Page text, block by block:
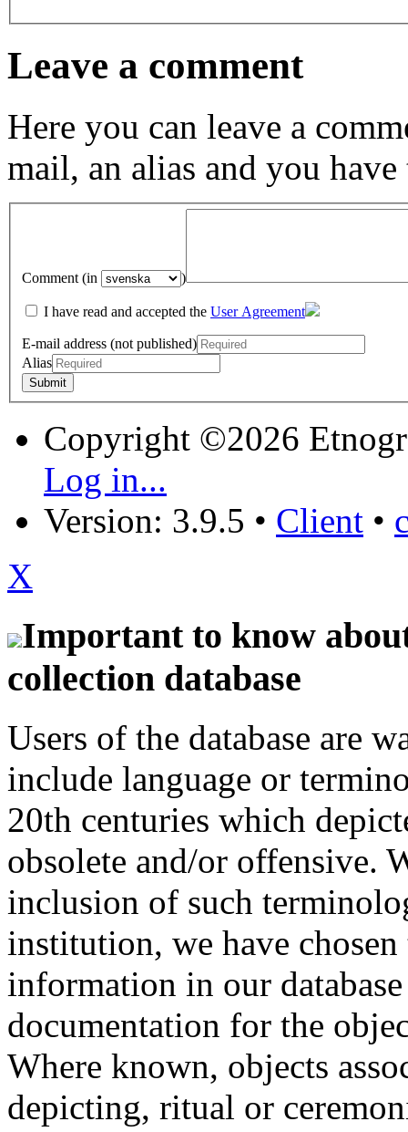
Leave a comment
Here you can leave a
mail, an alias and you have
Comment (in )
I have read and accepted the User Agreement
E-mail address (not published)
Alias
Copyright ©2026
Log in...
Version: 3.9.5 • Client •
X
Important to know
collection database
Users of the database are
include language or
20th centuries which
obsolete and/or offensive.
inclusion of such
institution, we have
information in our
documentation for the
Where known, objects
depicting, ritual or